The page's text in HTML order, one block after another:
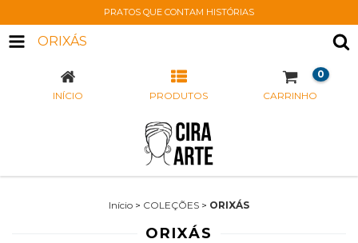
PRATOS QUE CONTAM HISTÓRIAS
ORIXÁS
INÍCIO PRODUTOS CARRINHO
0
Início > COLEÇÕES > ORIXÁS
ORIXÁS